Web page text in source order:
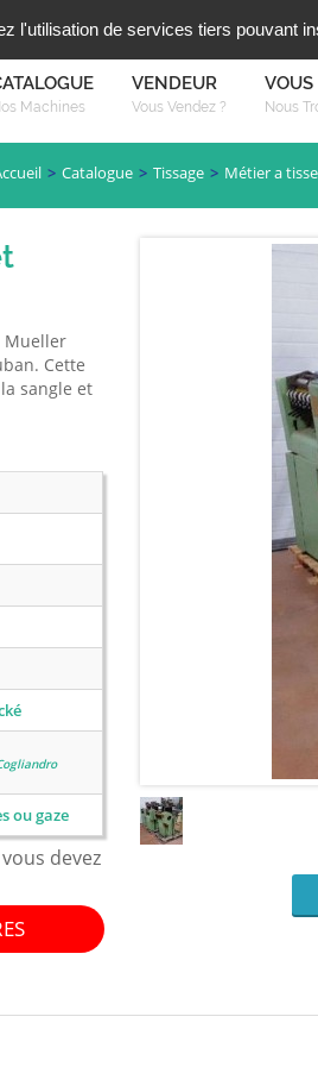
Machines
VENDEUR
Vous Vendez ?
VOUS
Nous
Catalogue Tissage Métier a
Mueller
Cette
sangle et
ou gaze
devez
l'utilisation de services tiers pouvant